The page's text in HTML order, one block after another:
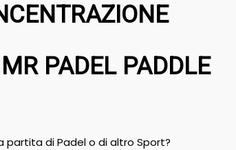
PADEL PADDLE
di Padel o di altro Sport?